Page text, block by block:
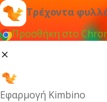
Τρέχοντα
Προσθήκη στο
Εφαρμογή Kimbino